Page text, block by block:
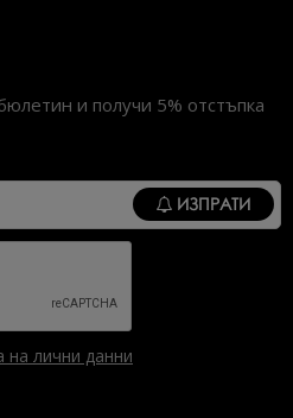
и получи 5% отстъпка
ИЗПРАТИ
на лични данни